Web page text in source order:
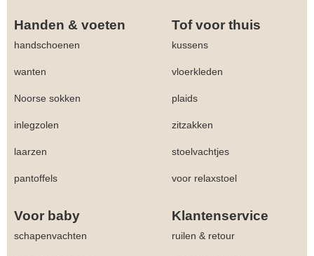
Handen & voeten Tof voor thuis
handschoenen kussens
wanten vloerkleden
Noorse sokken plaids
inlegzolen zitzakken
laarzen stoelvachtjes
pantoffels voor relaxstoel
Voor baby Klantenservice
schapenvachten ruilen & retour